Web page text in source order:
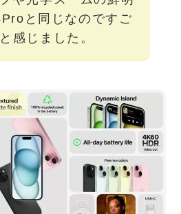
と同じなのですご
感じました。